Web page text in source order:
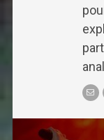
Post